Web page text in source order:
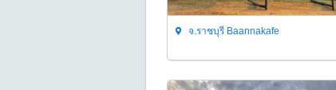
จ.ราชบุรี Baannakafe